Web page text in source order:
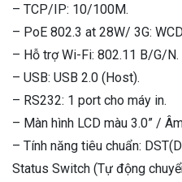
– TCP/IP: 10/100M.
– PoE 802.3 at 28W/ 3G:
– Hỗ trợ Wi-Fi: 802.11 B/G/N.
– USB: USB 2.0 (Host).
– RS232: 1 port cho máy in.
– Màn hình LCD màu 3.0” /
– Tính năng tiêu chuẩn:
Status Switch (Tự động